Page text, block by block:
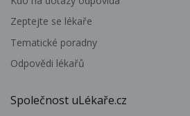
Zeptejte se lékaře
Tematické poradny
Odpovědi lékařů
Společnost uLékaře.cz